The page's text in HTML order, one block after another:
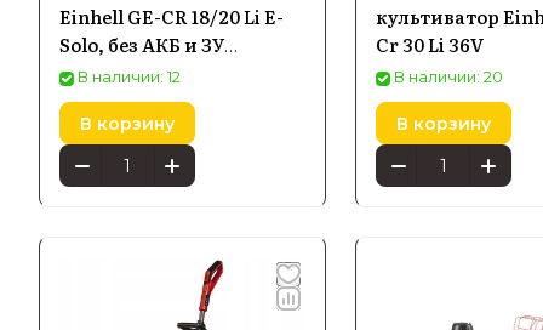
Среди
затраты
Einhell GE-CR 18/20 Li E-
Solo, без АКБ и ЗУ
(34.312.10)
В наличии: 12
В корзину
культиватор
Cr 30 Li 36V
В наличии: 20
В корзину